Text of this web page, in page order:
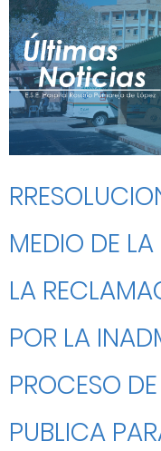
MEDIO DE LA
LA
POR LA
PROCESO
PUBLICA